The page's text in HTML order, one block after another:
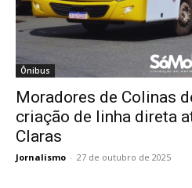
Ônibus
Moradores de Colinas
criação de linha direta
Claras
Jornalismo - 27 de outubro de 2025